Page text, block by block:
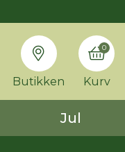
Butikken Kurv
0
Jul